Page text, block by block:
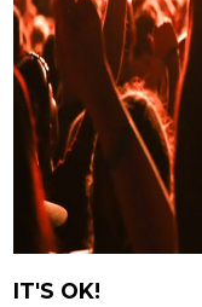
IT'S OK!